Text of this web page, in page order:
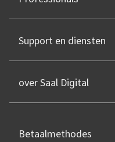
Support en diensten
over Saal Digital
Betaalmethodes